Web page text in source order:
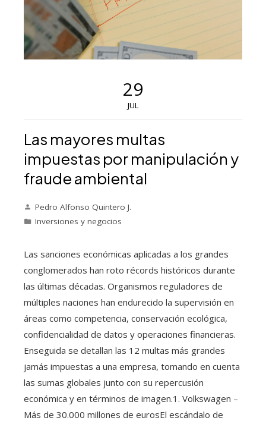
29
JUL
Las mayores multas
impuestas por manipulación y
fraude ambiental
Pedro Alfonso Quintero J.
Inversiones y negocios
Las sanciones económicas aplicadas a los grandes
conglomerados han roto récords históricos durante
las últimas décadas. Organismos reguladores de
múltiples naciones han endurecido la supervisión en
áreas como competencia, conservación ecológica,
confidencialidad de datos y operaciones financieras.
Enseguida se detallan las 12 multas más grandes
jamás impuestas a una empresa, tomando en cuenta
las sumas globales junto con su repercusión
económica y en términos de imagen.1. Volkswagen –
Más de 30.000 millones de eurosEl escándalo de